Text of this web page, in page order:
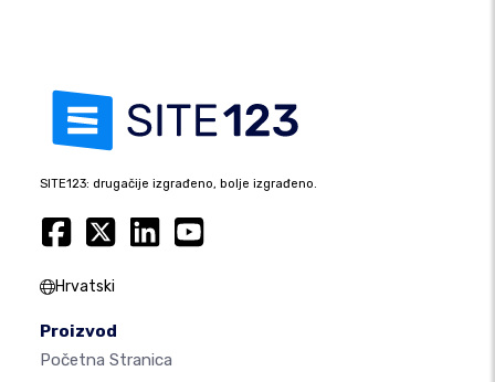
SITE123: drugačije izgrađeno, bolje izgrađeno.
Hrvatski
Proizvod
Početna Stranica